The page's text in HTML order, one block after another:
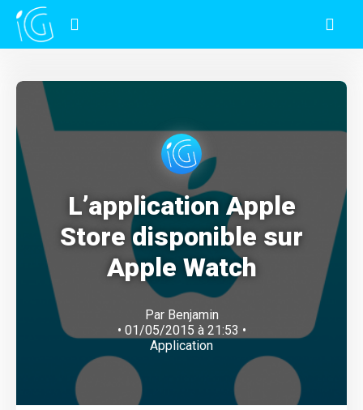
L’application Apple
Store disponible sur
Apple Watch
Par Benjamin
• 01/05/2015 à 21:53 •
Application